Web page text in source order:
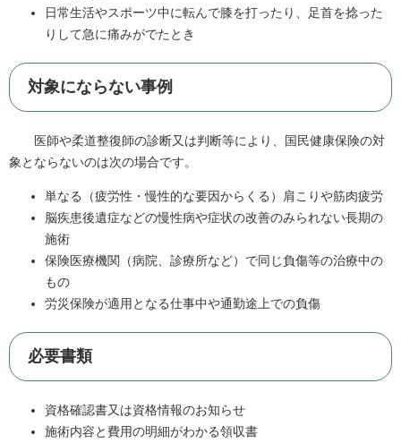
日常生活やスポーツ中に転んで膝を打ったり、足首を捻った
りして急に痛みがでたとき
対象にならない事例
医師や柔道整復師の診断又は判断等により、国民健康保険の対
象とならないのは次の場合です。
単なる（疲労性・慢性的な要因からくる）肩こりや筋肉疲労
脳疾患後遺症などの慢性病や症状の改善のみられない長期の
施術
保険医療機関（病院、診療所など）で同じ負傷等の治療中の
もの
労災保険が適用となる仕事中や通勤途上での負傷
必要書類
資格確認書又は資格情報のお知らせ
施術内容と費用の明細がわかる領収書